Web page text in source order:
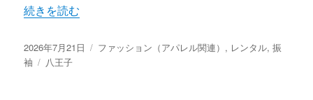
“八王子で見つける理想の振袖人生を彩る一着の秘密” の
続きを読む
投
稿
2026年7月21日
カ
ファッション（アパレル関連） , レンタル,振
袖
タ
八王子